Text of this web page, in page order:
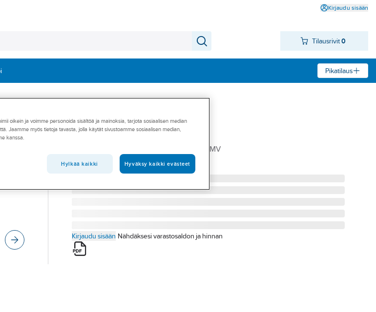
Kirjaudu sisään
Tilausrivit0
Pikatilaus
KNIPEX
Pihtiavain Knipex 8603
PIHTIAVAIN 180MM KNIPEX 8603180SB MV
T05009555
Toimittajan tuotenumero: 86 03 180 SB
Kirjaudu sisään Nähdäksesi varastosaldon ja hinnan
oikein ja voimme personoida sisältöä ja mainoksia, tarjota sosiaalisen median
Jaamme myös tietoja tavasta, jolla käytät sivustoamme sosiaalisen median,
kanssa.
Hylkää kaikki Hyväksy kaikki evästeet